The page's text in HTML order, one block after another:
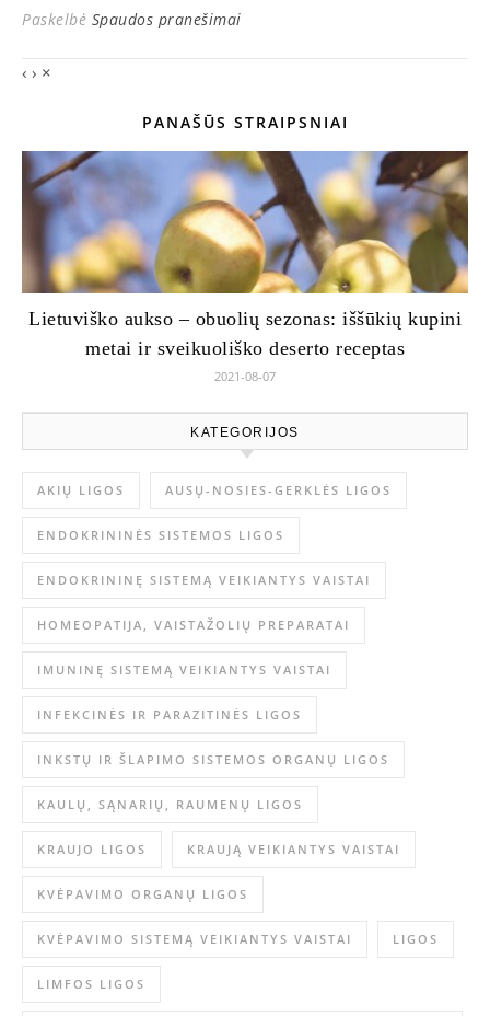
Paskelbė Spaudos pranešimai
‹ › ×
PANAŠŪS STRAIPSNIAI
Lietuviško aukso – obuolių sezonas: iššūkių kupini
metai ir sveikuoliško deserto receptas
2021-08-07
KATEGORIJOS
AKIŲ LIGOS AUSŲ-NOSIES-GERKLĖS LIGOS
ENDOKRININĖS SISTEMOS LIGOS
ENDOKRININĘ SISTEMĄ VEIKIANTYS VAISTAI
HOMEOPATIJA, VAISTAŽOLIŲ PREPARATAI
IMUNINĘ SISTEMĄ VEIKIANTYS VAISTAI
INFEKCINĖS IR PARAZITINĖS LIGOS
INKSTŲ IR ŠLAPIMO SISTEMOS ORGANŲ LIGOS
KAULŲ, SĄNARIŲ, RAUMENŲ LIGOS
KRAUJO LIGOS KRAUJĄ VEIKIANTYS VAISTAI
KVĖPAVIMO ORGANŲ LIGOS
KVĖPAVIMO SISTEMĄ VEIKIANTYS VAISTAI LIGOS
LIMFOS LIGOS